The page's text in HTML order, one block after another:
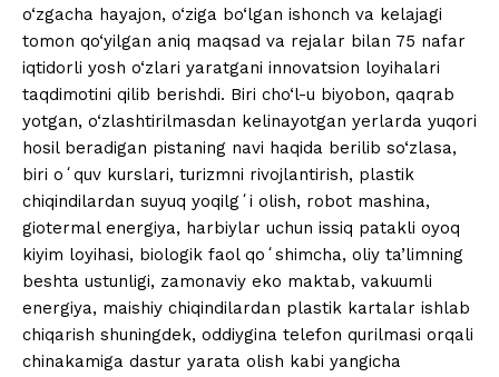
o‘zgacha hayajon, o‘ziga bo‘lgan ishonch va kelajagi
tomon qo‘yilgan aniq maqsad va rejalar bilan 75 nafar
iqtidorli yosh o‘zlari yaratgani innovatsion loyihalari
taqdimotini qilib berishdi. Biri cho‘l-u biyobon, qaqrab
yotgan, o‘zlashtirilmasdan kelinayotgan yerlarda yuqori
hosil beradigan pistaning navi haqida berilib so‘zlasa,
biri oʻquv kurslari, turizmni rivojlantirish, plastik
chiqindilardan suyuq yoqilgʻi olish, robot mashina,
giotermal energiya, harbiylar uchun issiq patakli oyoq
kiyim loyihasi, biologik faol qoʻshimcha, oliy ta’limning
beshta ustunligi, zamonaviy eko maktab, vakuumli
energiya, maishiy chiqindilardan plastik kartalar ishlab
chiqarish shuningdek, oddiygina telefon qurilmasi orqali
chinakamiga dastur yarata olish kabi yangicha